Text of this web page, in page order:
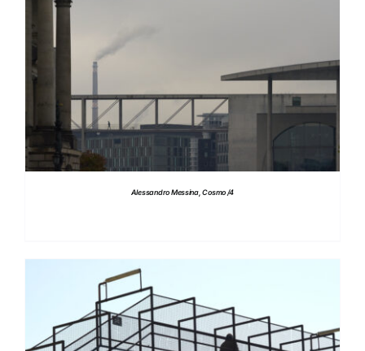
Alessandro Messina, Cosmo /4